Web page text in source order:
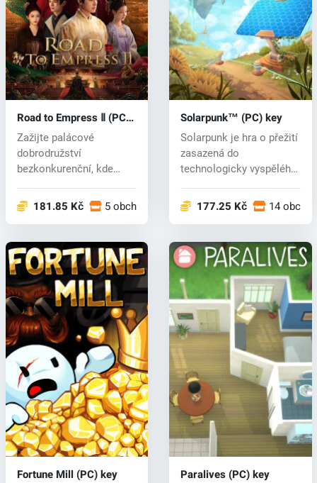
Road to Empress Ⅱ (PC)
key
Zažijte palácové
dobrodružství
bezkonkurenční, kde
utvářejí...
181.85 Kč 5 obchodech
Solarpunk™ (PC) key
Solarpunk je hra o přežití
zasazená do
technologicky vyspělého
177.25 Kč 14
Fortune Mill (PC) key Paralives (PC) key